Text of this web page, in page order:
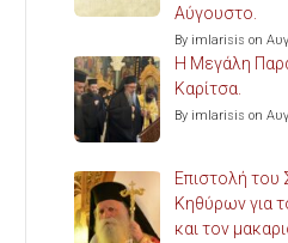
Αύγουστο.
By imlarisis on
Η Μεγάλη
Καρίτσα.
By imlarisis on
Επιστολή του
Κηθύρων για
και τον